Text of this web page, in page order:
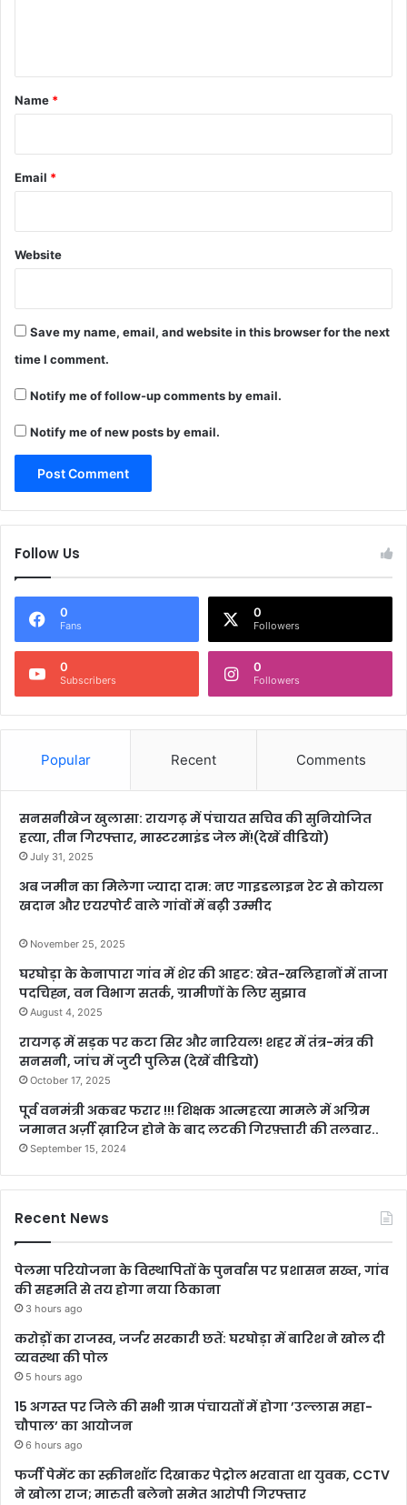
*
Name *
Email *
Website
Save my name, email, and website in this browser for the next
time I comment.
Notify me of follow-up comments by email.
Notify me of new posts by email.
Follow Us
0
Fans
0
Followers
0
Subscribers
0
Followers
Popular Recent Comments
सनसनीखेज खुलासा: रायगढ़ में पंचायत सचिव की सुनियोजित
हत्या, तीन गिरफ्तार, मास्टरमाइंड जेल में!(देखें वीडियो)
July 31, 2025
अब जमीन का मिलेगा ज्यादा दाम: नए गाइडलाइन रेट से कोयला
खदान और एयरपोर्ट वाले गांवों में बढ़ी उम्मीद
November 25, 2025
घरघोड़ा के केनापारा गांव में शेर की आहट: खेत-खलिहानों में ताजा
पदचिह्न, वन विभाग सतर्क, ग्रामीणों के लिए सुझाव
August 4, 2025
रायगढ़ में सड़क पर कटा सिर और नारियल! शहर में तंत्र-मंत्र की
सनसनी, जांच में जुटी पुलिस (देखें वीडियो)
October 17, 2025
पूर्व वनमंत्री अकबर फरार !!! शिक्षक आत्महत्या मामले में अग्रिम
जमानत अर्ज़ी ख़ारिज होने के बाद लटकी गिरफ़्तारी की तलवार..
September 15, 2024
Recent News
पेलमा परियोजना के विस्थापितों के पुनर्वास पर प्रशासन सख्त, गांव
की सहमति से तय होगा नया ठिकाना
3 hours ago
करोड़ों का राजस्व, जर्जर सरकारी छतें: घरघोड़ा में बारिश ने खोल दी
व्यवस्था की पोल
5 hours ago
15 अगस्त पर जिले की सभी ग्राम पंचायतों में होगा ’उल्लास महा-
चौपाल’ का आयोजन
6 hours ago
फर्जी पेमेंट का स्क्रीनशॉट दिखाकर पेट्रोल भरवाता था युवक, CCTV
ने खोला राज; मारुती बलेनो समेत आरोपी गिरफ्तार